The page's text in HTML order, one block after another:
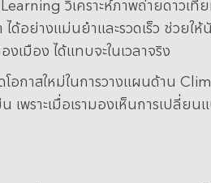
วิเคราะห์ภาพถ่ายดาวเ
ด้อย่างแม่นยำและรวดเร็ว ช่วยใ
เมือง ได้แทบจะในเวลาจริง
โอกาสใหม่ในการวางแผนด้าน
เพราะเมื่อเรามองเห็นการเปลี่